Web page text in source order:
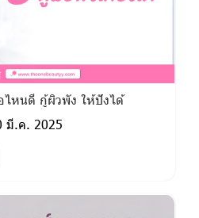
ไหนดี กู้ผิวพัง ให้ปังได้
มี.ค. 2025